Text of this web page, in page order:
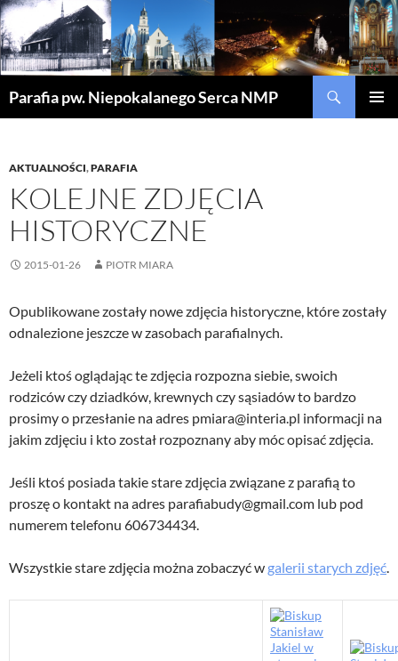
Parafia pw. Niepokalanego Serca NMP
AKTUALNOŚCI,PARAFIA
KOLEJNE ZDJĘCIA
HISTORYCZNE
2015-01-26 PIOTR MIARA
Opublikowane zostały nowe zdjęcia historyczne, które zostały
odnalezione jeszcze w zasobach parafialnych.
Jeżeli ktoś oglądając te zdjęcia rozpozna siebie, swoich
rodziców czy dziadków, krewnych czy sąsiadów to bardzo
prosimy o przesłanie na adres pmiara@interia.pl informacji na
jakim zdjęciu i kto został rozpoznany aby móc opisać zdjęcia.
Jeśli ktoś posiada takie stare zdjęcia związane z parafią to
proszę o kontakt na adres parafiabudy@gmail.com lub pod
numerem telefonu 606734434.
Wszystkie stare zdjęcia można zobaczyć w galerii starych zdjęć.